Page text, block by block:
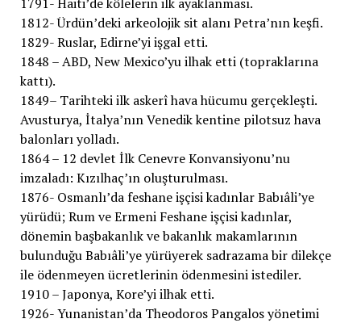
1812- Ürdün’deki arkeolojik sit alanı Petra’nın keşfi.
1829- Ruslar, Edirne’yi işgal etti.
1848 – ABD, New Mexico’yu ilhak etti (topraklarına
kattı).
1849– Tarihteki ilk askerî hava hücumu gerçekleşti.
Avusturya, İtalya’nın Venedik kentine pilotsuz hava
balonları yolladı.
1864 – 12 devlet İlk Cenevre Konvansiyonu’nu
imzaladı: Kızılhaç’ın oluşturulması.
1876- Osmanlı’da feshane işçisi kadınlar Babıâli’ye
yürüdü; Rum ve Ermeni Feshane işçisi kadınlar,
dönemin başbakanlık ve bakanlık makamlarının
bulunduğu Babıâli’ye yürüyerek sadrazama bir dilekçe
ile ödenmeyen ücretlerinin ödenmesini istediler.
1910 – Japonya, Kore’yi ilhak etti.
1926- Yunanistan’da Theodoros Pangalos yönetimi